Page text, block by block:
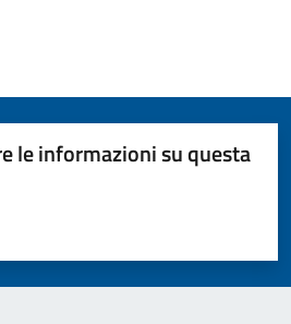
le informazioni su questa
stelle su 5
su 5
5